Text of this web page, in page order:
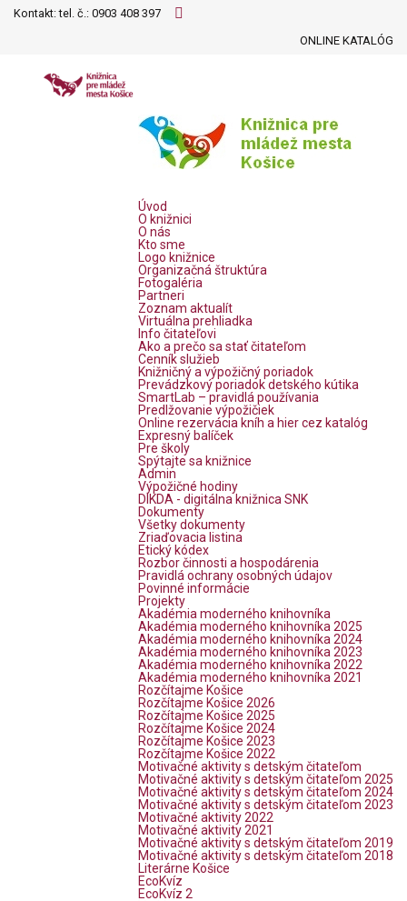
Kontakt: tel. č.: 0903 408 397
ONLINE KATALÓG
Úvod
O knižnici
O nás
Kto sme
Logo knižnice
Organizačná štruktúra
Fotogaléria
Partneri
Zoznam aktualít
Virtuálna prehliadka
Info čitateľovi
Ako a prečo sa stať čitateľom
Cenník služieb
Knižničný a výpožičný poriadok
Prevádzkový poriadok detského kútika
SmartLab – pravidlá používania
Predlžovanie výpožičiek
Online rezervácia kníh a hier cez katalóg
Expresný balíček
Pre školy
Spýtajte sa knižnice
Admin
Výpožičné hodiny
DIKDA - digitálna knižnica SNK
Dokumenty
Všetky dokumenty
Zriaďovacia listina
Etický kódex
Rozbor činnosti a hospodárenia
Pravidlá ochrany osobných údajov
Povinné informácie
Projekty
Akadémia moderného knihovníka
Akadémia moderného knihovníka 2025
Akadémia moderného knihovníka 2024
Akadémia moderného knihovníka 2023
Akadémia moderného knihovníka 2022
Akadémia moderného knihovníka 2021
Rozčítajme Košice
Rozčítajme Košice 2026
Rozčítajme Košice 2025
Rozčítajme Košice 2024
Rozčítajme Košice 2023
Rozčítajme Košice 2022
Motivačné aktivity s detským čitateľom
Motivačné aktivity s detským čitateľom 2025
Motivačné aktivity s detským čitateľom 2024
Motivačné aktivity s detským čitateľom 2023
Motivačné aktivity 2022
Motivačné aktivity 2021
Motivačné aktivity s detským čitateľom 2019
Motivačné aktivity s detským čitateľom 2018
Literárne Košice
EcoKvíz
EcoKvíz 2